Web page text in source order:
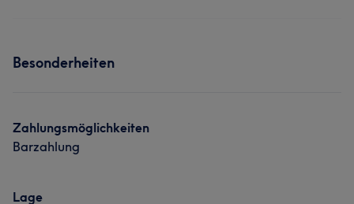
Besonderheiten
Zahlungsmöglichkeiten
Barzahlung
Lage